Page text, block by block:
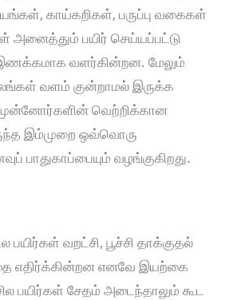
காய்கறிகள், பருப்பு வகைகள்
அனைத்தும் பயிர் செய்யப்பட்டு
வளர்கின்றன. மேலும்
வளம் குன்றாமல் இருக்க
முன்னோர்களின் வெற்றிக்கான
இம்முறை ஒவ்வொரு
பாதுகாப்பையும் வழங்குகிறது.
பயிர்கள் வறட்சி, பூச்சி தாக்குதல்
எதிர்க்கின்றன எனவே இயற்கை
பயிர்கள் சேதம் அடைந்தாலும் கூட